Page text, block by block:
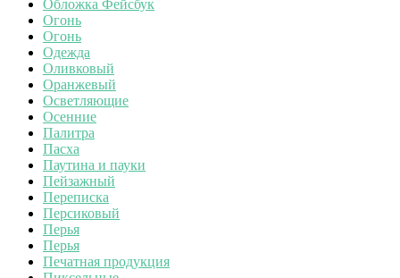
Обложка Фейсбук
Огонь
Огонь
Одежда
Оливковый
Оранжевый
Осветляющие
Осенние
Палитра
Пасха
Паутина и пауки
Пейзажный
Переписка
Персиковый
Перья
Перья
Печатная продукция